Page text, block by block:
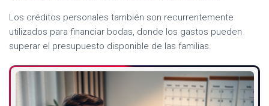
Los créditos personales también son recurrentemente
utilizados para financiar bodas, donde los gastos pueden
superar el presupuesto disponible de las familias.